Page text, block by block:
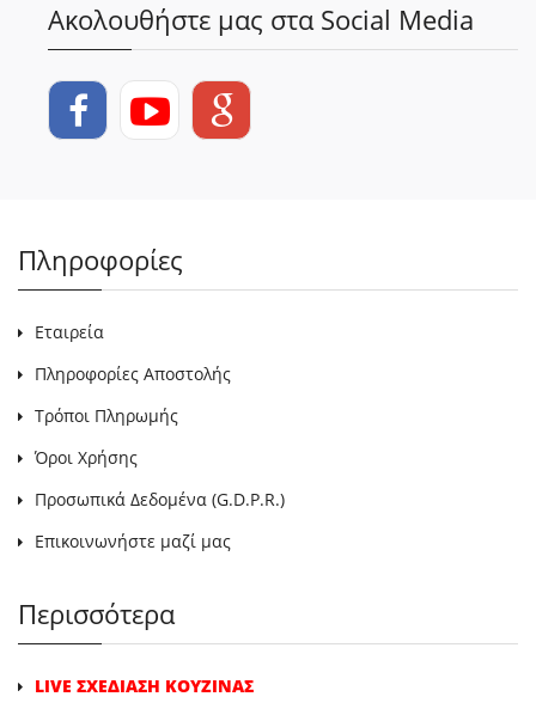
Ακολουθήστε μας στα Social Media
Πληροφορίες
Εταιρεία
Πληροφορίες Αποστολής
Τρόποι Πληρωμής
Όροι Χρήσης
Προσωπικά Δεδομένα (G.D.P.R.)
Επικοινωνήστε μαζί μας
Περισσότερα
LIVE ΣΧΕΔΙΑΣΗ ΚΟΥΖΙΝΑΣ